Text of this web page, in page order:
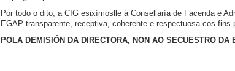
Por todo o dito, a CIG esixímoslle á Consellaría de Facenda e
EGAP transparente, receptiva, coherente e respectuosa cos fins
POLA DEMISIÓN DA DIRECTORA, NON AO SECUESTRO DA